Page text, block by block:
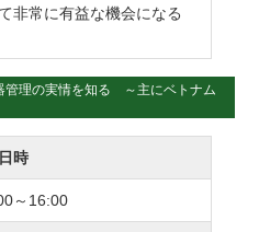
非常に有益な機会になる
管理の実情を知る ～主にベトナム
日時
～16:00